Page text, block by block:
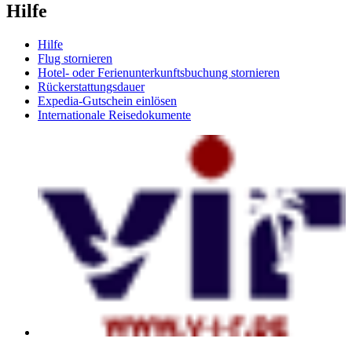
Hilfe
Hilfe
Flug stornieren
Hotel- oder Ferienunterkunftsbuchung stornieren
Rückerstattungsdauer
Expedia-Gutschein einlösen
Internationale Reisedokumente